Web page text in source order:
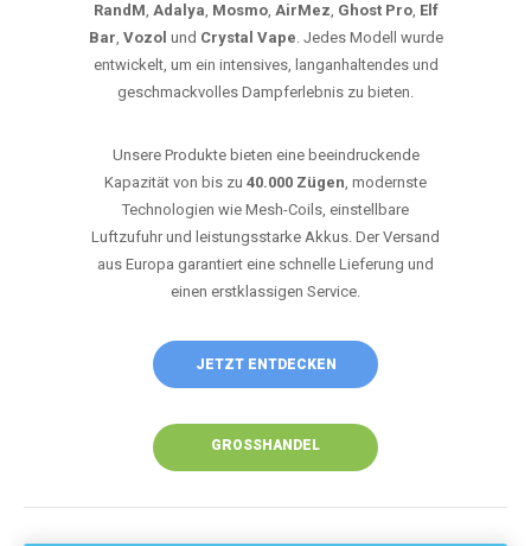
RandM, Adalya, Mosmo, AirMez, Ghost Pro, Elf
Bar, Vozol und Crystal Vape. Jedes Modell wurde
entwickelt, um ein intensives, langanhaltendes und
geschmackvolles Dampferlebnis zu bieten.
Unsere Produkte bieten eine beeindruckende
Kapazität von bis zu 40.000 Zügen, modernste
Technologien wie Mesh-Coils, einstellbare
Luftzufuhr und leistungsstarke Akkus. Der Versand
aus Europa garantiert eine schnelle Lieferung und
einen erstklassigen Service.
JETZT ENTDECKEN
GROSSHANDEL